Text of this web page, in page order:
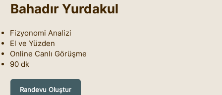
Bahadır Yurdakul
Fizyonomi Analizi
El ve Yüzden
Online Canlı Görüşme
90 dk
Randevu Oluştur